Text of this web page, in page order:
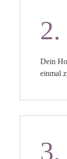
2.
Dein
einmal
3.